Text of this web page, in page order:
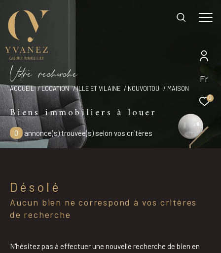
Fr
0
Vore recece
ACCUEIL LOCATION ILLE ET VILAINE NOUVOITOU MAISON
Biens immobiliers à louer
0 annonce(s) trouvée(s) selon vos critères
Désolé
Aucun bien ne correspond à vos critères
de recherche
N'hésitez pas à effectuer une nouvelle recherche de bien en
EFFECTUER UNE RECHERCHE
et trouver le bien qui correspond à vos
critères
Type d'offre
Type de bien
Pièces